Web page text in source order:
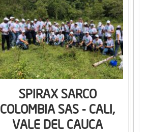
SPIRAX SARCO
COLOMBIA SAS - CALI,
VALE DEL CAUCA